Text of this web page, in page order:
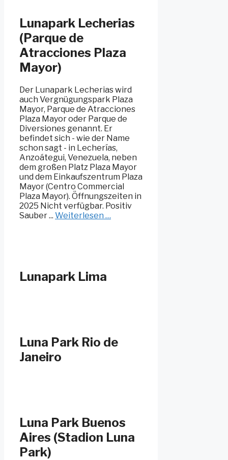
Lunapark Lecherias
(Parque de
Atracciones Plaza
Mayor)
Der Lunapark Lecherias wird
auch Vergnügungspark Plaza
Mayor, Parque de Atracciones
Plaza Mayor oder Parque de
Diversiones genannt. Er
befindet sich - wie der Name
schon sagt - in Lecherías,
Anzoátegui, Venezuela, neben
dem großen Platz Plaza Mayor
und dem Einkaufszentrum Plaza
Mayor (Centro Commercial
Plaza Mayor). Öffnungszeiten in
2025 Nicht verfügbar. Positiv
Sauber ... Weiterlesen …
Lunapark Lima
Luna Park Rio de
Janeiro
Luna Park Buenos
Aires (Stadion Luna
Park)